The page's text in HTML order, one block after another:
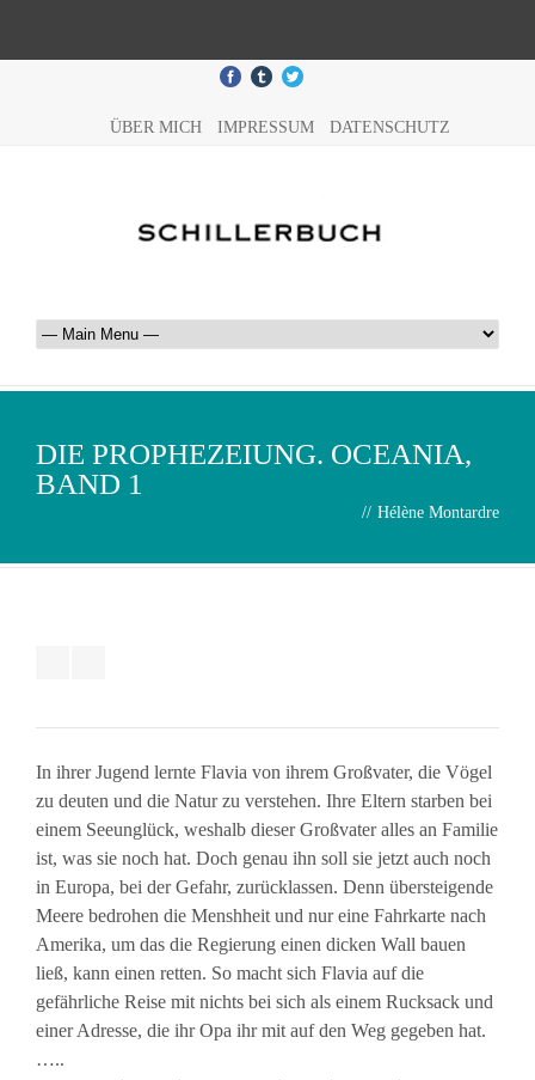
ÜBER MICH IMPRESSUM DATENSCHUTZ
DIE PROPHEZEIUNG. OCEANIA,
BAND 1
// Hélène Montardre
In ihrer Jugend lernte Flavia von ihrem Großvater, die Vögel
zu deuten und die Natur zu verstehen. Ihre Eltern starben bei
einem Seeunglück, weshalb dieser Großvater alles an Familie
ist, was sie noch hat. Doch genau ihn soll sie jetzt auch noch
in Europa, bei der Gefahr, zurücklassen. Denn übersteigende
Meere bedrohen die Menshheit und nur eine Fahrkarte nach
Amerika, um das die Regierung einen dicken Wall bauen
ließ, kann einen retten. So macht sich Flavia auf die
gefährliche Reise mit nichts bei sich als einem Rucksack und
einer Adresse, die ihr Opa ihr mit auf den Weg gegeben hat.
…..